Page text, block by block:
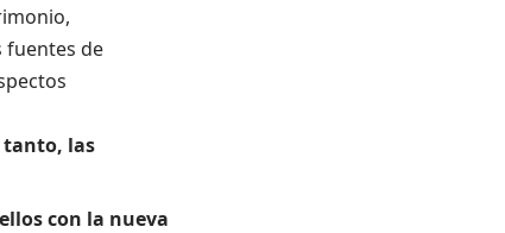
fuentes de
tanto, las
con la nueva